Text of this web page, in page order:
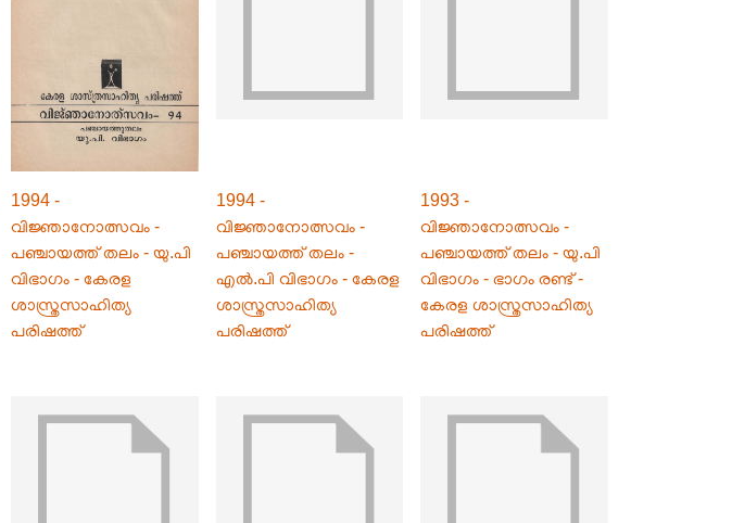
1994 -
വിജ്ഞാനോത്സവം -
പഞ്ചായത്ത് തലം - യു.പി
വിഭാഗം - കേരള
ശാസ്ത്രസാഹിത്യ
പരിഷത്ത്
1994 -
വിജ്ഞാനോത്സവം -
പഞ്ചായത്ത് തലം -
എൽ.പി വിഭാഗം - കേരള
ശാസ്ത്രസാഹിത്യ
പരിഷത്ത്
1993 -
വിജ്ഞാനോത്സവം -
പഞ്ചായത്ത് തലം - യു.പി
വിഭാഗം - ഭാഗം രണ്ട് -
കേരള ശാസ്ത്രസാഹിത്യ
പരിഷത്ത്